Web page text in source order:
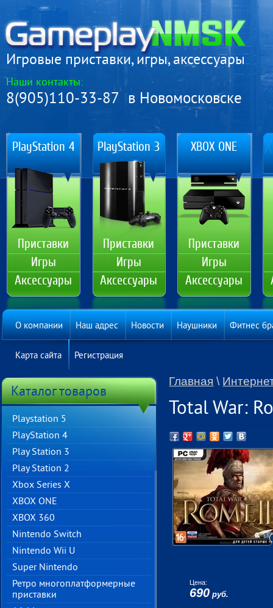
Игровые приставки, игры, аксессуары
Наши контакты:
8(905)110-33-87 в Новомосковске
PlayStation 4
Приставки
Игры
Аксессуары
PlayStation 3
Приставки
Игры
Аксессуары
XBOX ONE
Приставки
Игры
Аксессуары
О компании Наш адрес Новости Наушники Фитнес
Карта сайта Регистрация
Каталог товаров
Playstation 5
PlayStation 4
Play Station 3
Play Station 2
Хbox Series X
XBOX ONE
XBOX 360
Nintendo Switch
Nintendo Wii U
Super Nintendo
Ретро многоплатформерные
приставки
Главная \
Total War:
Цена:
690 руб.